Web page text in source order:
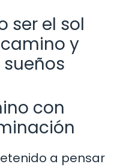
ser el sol
y
con
a pensar